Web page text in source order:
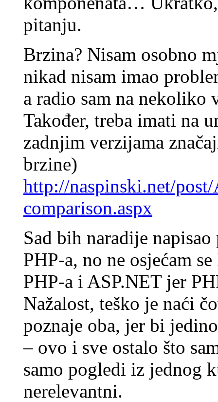
pitanju.
Brzina? Nisam osobno
nikad nisam imao
a radio sam na
Također, treba imati na
zadnjim verzijama
brzine)
http://naspinski.net/
comparison.aspx
Sad bih naradije
PHP-a, no ne osjećam
PHP-a i ASP.NET jer
Nažalost, teško je naći
poznaje oba, jer bi
– ovo i sve ostalo što
samo pogledi iz jednog
nerelevantni.